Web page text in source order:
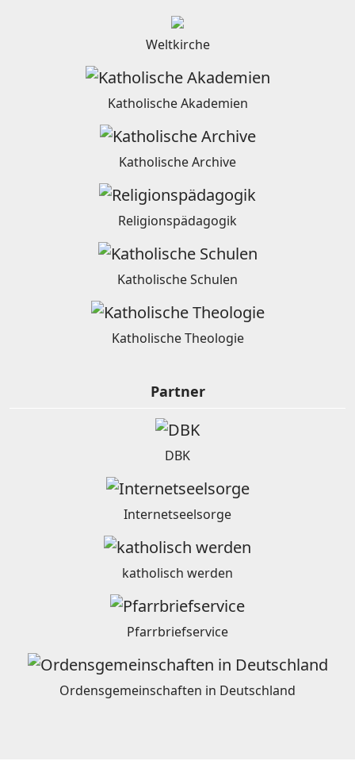
Weltkirche
Katholische Akademien
Katholische Archive
Religionspädagogik
Katholische Schulen
Katholische Theologie
Partner
DBK
Internetseelsorge
katholisch werden
Pfarrbriefservice
Ordensgemeinschaften in Deutschland